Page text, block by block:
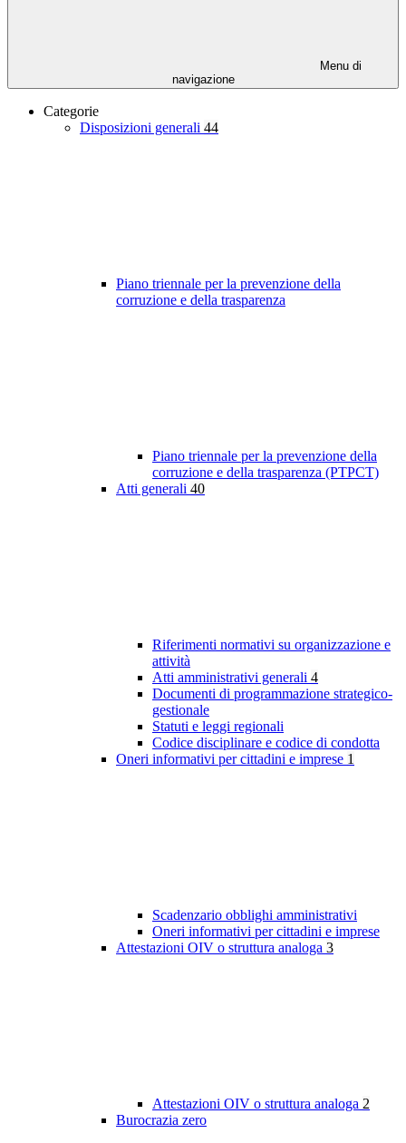
Menu di
navigazione
Categorie
Disposizioni generali 44
Piano triennale per la prevenzione della
corruzione e della trasparenza
Piano triennale per la prevenzione della
corruzione e della trasparenza (PTPCT)
Atti generali 40
Riferimenti normativi su organizzazione e
attività
Atti amministrativi generali 4
Documenti di programmazione strategico-
gestionale
Statuti e leggi regionali
Codice disciplinare e codice di condotta
Oneri informativi per cittadini e imprese 1
Scadenzario obblighi amministrativi
Oneri informativi per cittadini e imprese
Attestazioni OIV o struttura analoga 3
Attestazioni OIV o struttura analoga 2
Burocrazia zero